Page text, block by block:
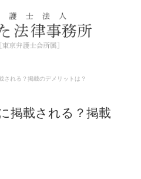
される？掲載のデメリットは？
掲載される？掲載